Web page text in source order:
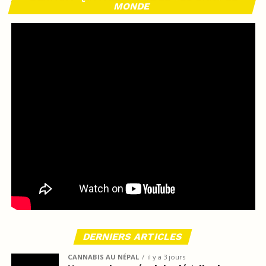
MONDE
DERNIERS ARTICLES
CANNABIS AU NÉPAL il y a 3 jours